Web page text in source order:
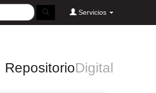
Servicios
RepositorioDigital